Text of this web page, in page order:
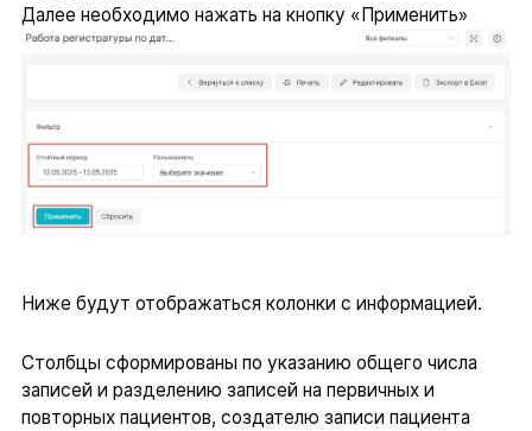
Далее необходимо нажать на кнопку «Применить»
Ниже будут отображаться колонки с информацией.
Столбцы сформированы по указанию общего числа
записей и разделению записей на первичных и
повторных пациентов, создателю записи пациента